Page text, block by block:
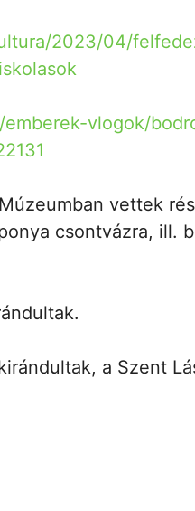
2023/04/
vlogok/
vettek
csontvázra, ill.
a Szent